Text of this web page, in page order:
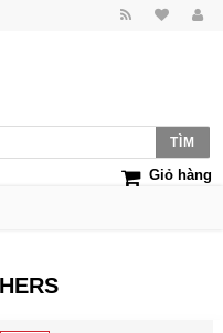
Giỏ hàng